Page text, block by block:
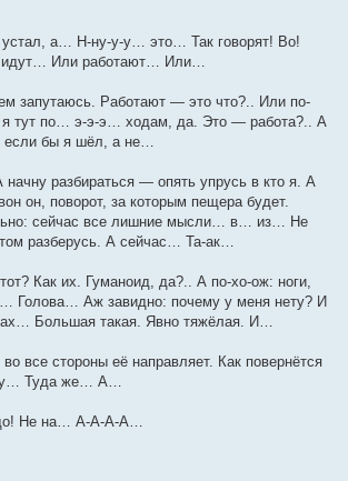
устал, а… Н-ну-у-у… это… Так говорят! Во!
идут… Или работают… Или…
запутаюсь. Работают — это что?.. Или по-
я тут по… э-э-э… ходам, да. Это — работа?.. А
если бы я шёл, а не…
начну разбираться — опять упрусь в кто я. А
он, поворот, за которым пещера будет.
сейчас все лишние мысли… в… из… Не
разберусь. А сейчас… Та-ак…
Как их. Гуманоид, да?.. А по-хо-ож: ноги,
Голова… Аж завидно: почему у меня нету? И
Большая такая. Явно тяжёлая. И…
все стороны её направляет. Как повернётся
Туда же… А…
Не на… А-А-А-А…